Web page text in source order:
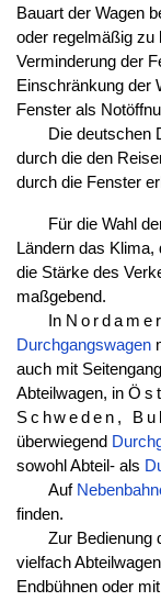
Bauart der Wagen
oder regelmäßig zu
Verminderung der
Einschränkung der
Fenster als
Die deutschen
durch die den
durch die Fenster
Für die Wahl
Ländern das
die Stärke des
maßgebend.
In
Durchgangswagen
auch mit
Abteilwagen, in
Schweden,
überwiegend
sowohl Abteil- als
Auf
finden.
Zur Bedienung
vielfach
Endbühnen oder